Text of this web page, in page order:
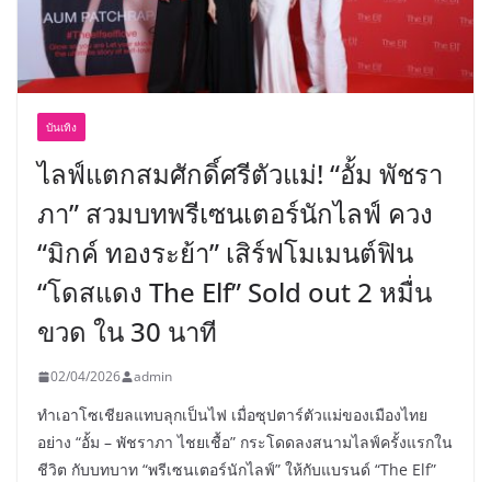
บันเทิง
ไลฟ์แตกสมศักดิ์ศรีตัวแม่! “อั้ม พัชรา
ภา” สวมบทพรีเซนเตอร์นักไลฟ์ ควง
“มิกค์ ทองระย้า” เสิร์ฟโมเมนต์ฟิน
“โดสแดง The Elf” Sold out 2 หมื่น
ขวด ใน 30 นาที
02/04/2026 admin
ทำเอาโซเชียลแทบลุกเป็นไฟ เมื่อซุปตาร์ตัวแม่ของเมืองไทย
อย่าง “อั้ม – พัชราภา ไชยเชื้อ” กระโดดลงสนามไลฟ์ครั้งแรกใน
ชีวิต กับบทบาท “พรีเซนเตอร์นักไลฟ์” ให้กับแบรนด์ “The Elf”